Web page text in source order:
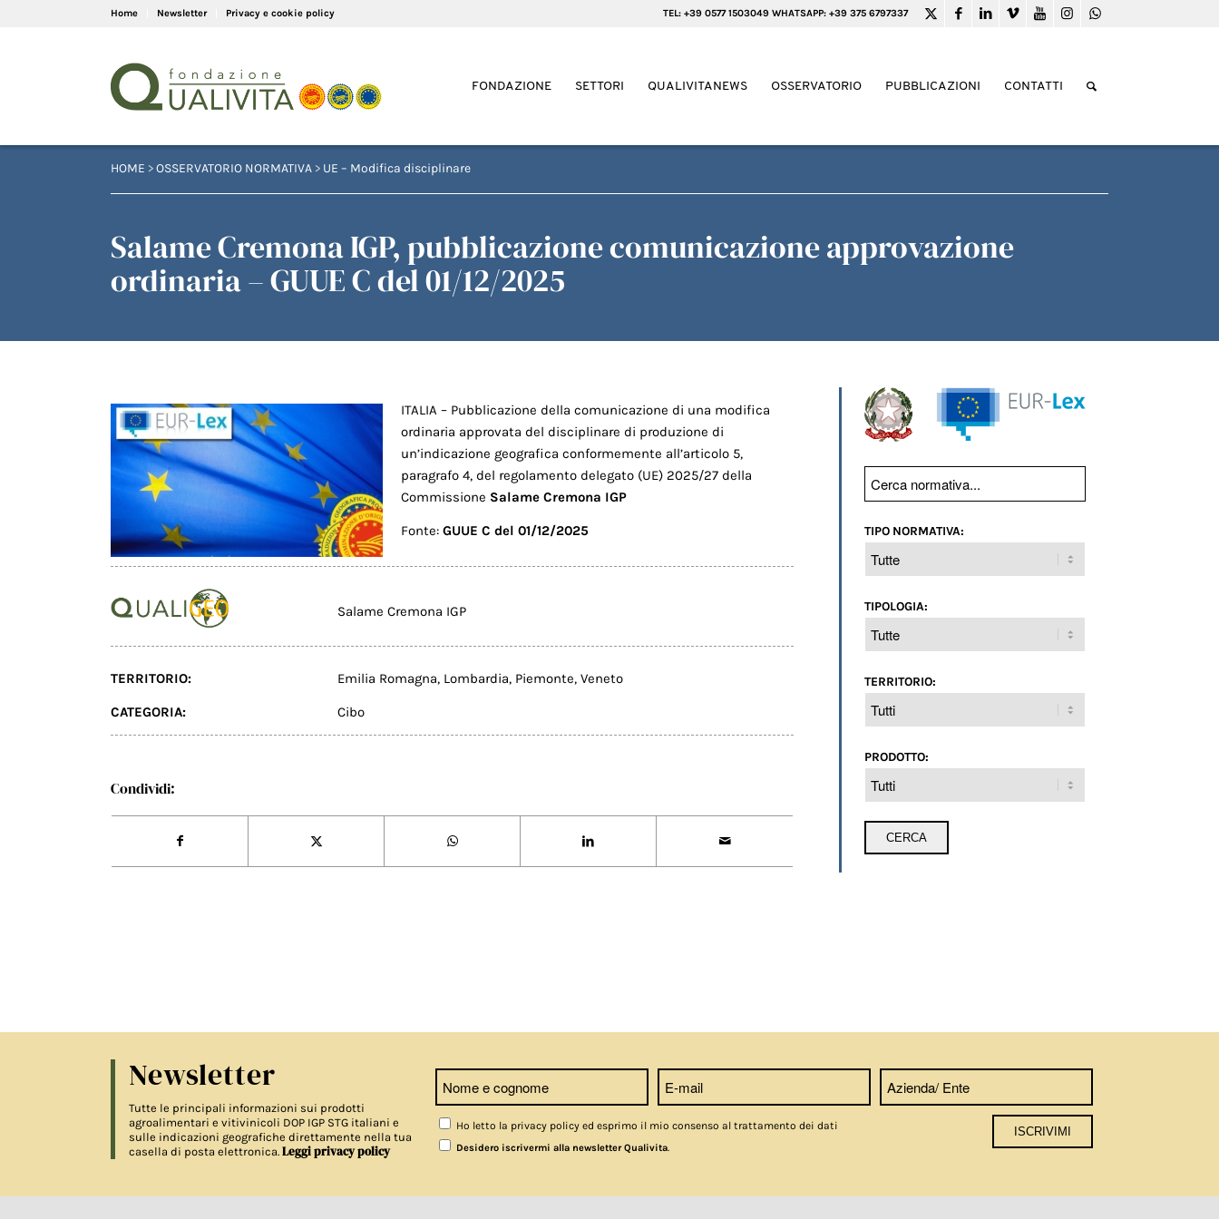
Home Newsletter Privacy e cookie policy TEL: +39 0577 1503049 WHATSAPP: +39 375 6797337
FONDAZIONE SETTORI QUALIVITANEWS OSSERVATORIO PUBBLICAZIONI CONTATTI
HOME >OSSERVATORIO NORMATIVA > UE – Modifica disciplinare
Salame Cremona IGP, pubblicazione comunicazione approvazione
ordinaria – GUUE C del 01/12/2025
ITALIA – Pubblicazione della comunicazione di una modifica
ordinaria approvata del disciplinare di produzione di
un’indicazione geografica conformemente all’articolo 5,
paragrafo 4, del regolamento delegato (UE) 2025/27 della
Commissione Salame Cremona IGP
Fonte: GUUE C del 01/12/2025
Salame Cremona IGP
TERRITORIO: Emilia Romagna, Lombardia, Piemonte, Veneto
CATEGORIA: Cibo
Condividi:
TIPO NORMATIVA:
TIPOLOGIA:
TERRITORIO:
PRODOTTO:
Newsletter
Tutte le principali informazioni sui prodotti
agroalimentari e vitivinicoli DOP IGP STG italiani e
sulle indicazioni geografiche direttamente nella tua
casella di posta elettronica. Leggi privacy policy
Ho letto la privacy policy ed esprimo il mio consenso al trattamento dei dati
Desidero iscrivermi alla newsletter Qualivita